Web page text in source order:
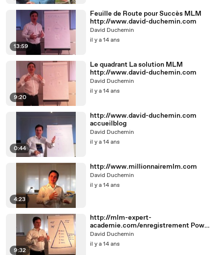
13:59
Feuille de Route pour Succès MLM
http://www.david-duchemin.com
David Duchemin
il y a 14 ans
9:20
Le quadrant La solution MLM
http://www.david-duchemin.com
David Duchemin
il y a 14 ans
0:44
http://www.david-duchemin.com
accueilblog
David Duchemin
il y a 14 ans
4:23
http://www.millionnairemlm.com
David Duchemin
il y a 14 ans
9:32
http://mlm-expert-
academie.com/enregistrement Power
Booster
David Duchemin
il y a 14 ans